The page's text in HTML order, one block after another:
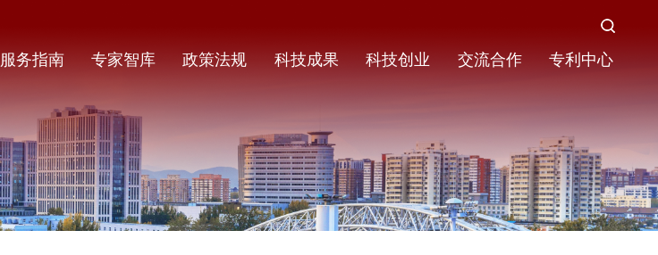
服务指南 专家智库 政策法规 科技成果 科技创业 交流合作 专利中心